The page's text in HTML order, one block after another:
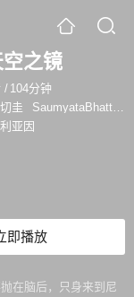
之镜
/ 104分钟
圭
SaumyataBhattarai
亚因
即播放
在脑后，只身来到尼